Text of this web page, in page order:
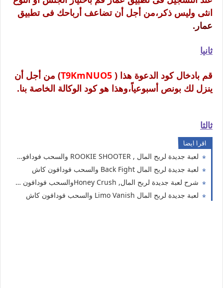
انثى وليس ذكر،من أجل أن تضاعف أرباحك فى تطبيق
عمار.
ثانيا
قم بادخال كود الدعوة هذا ( T9KmNUO5) من أجل أن
ينزل لك بونص أسبوعياً،وهذا هو كود الوكالة الخاصة بنا.
ثالثا
اقرا ايضا
لعبة جديدة لربح المال , ROOKIE SHOOTER والسحب فودافون كاش2025
لعبة جديدة لربح المال Back Fight والسحب فودافون كاش
شرح لعبة جديدة لربح المال, Honey Crushوالسحب فودافون كاش,اتصالات كاش,اورنج كاش
لعبة جديدة لربح المال Limo Vanish والسحب فودافون كاش